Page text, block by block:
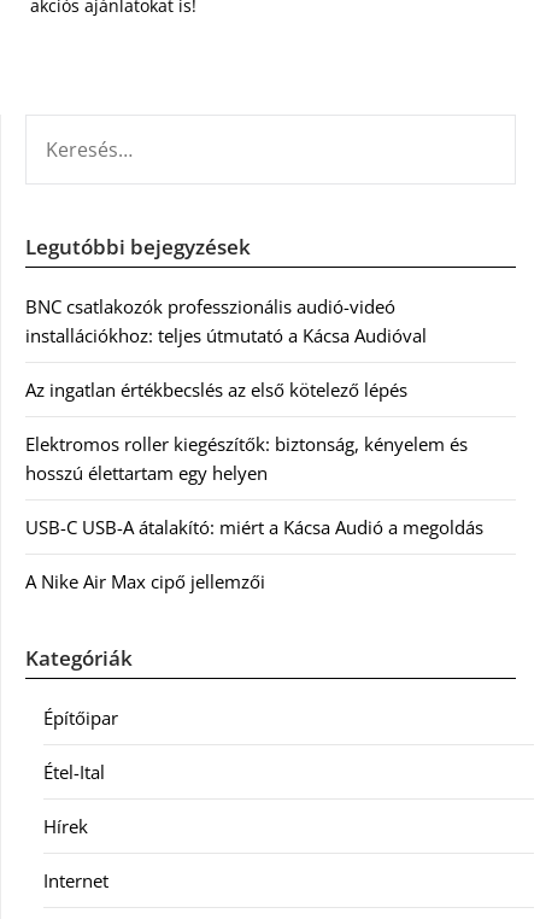
akciós ajánlatokat is!
Legutóbbi bejegyzések
BNC csatlakozók professzionális audió-videó
installációkhoz: teljes útmutató a Kácsa Audióval
Az ingatlan értékbecslés az első kötelező lépés
Elektromos roller kiegészítők: biztonság, kényelem és
hosszú élettartam egy helyen
USB-C USB-A átalakító: miért a Kácsa Audió a megoldás
A Nike Air Max cipő jellemzői
Kategóriák
Építőipar
Étel-Ital
Hírek
Internet